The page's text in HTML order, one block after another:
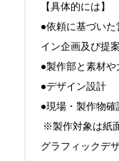
【具体的には】
●依頼に基づい
イン企画及び提
●製作部と素材
●デザイン設計
●現場・製作物
グラフィックデ